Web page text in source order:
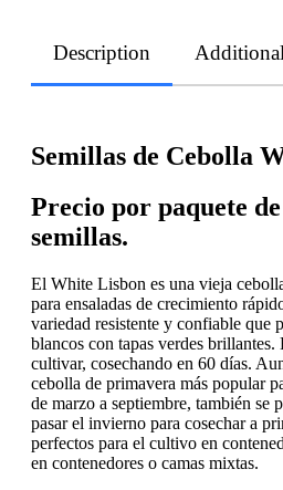
Description
Semillas de Cebolla
Precio por paquete
semillas.
El White Lisbon es una vieja
para ensaladas de crecimiento
variedad resistente y confiable que
blancos con tapas verdes
cultivar, cosechando en 60 días.
cebolla de primavera más popular
de marzo a septiembre, también se
pasar el invierno para cosechar a
perfectos para el cultivo en
en contenedores o camas mixtas.